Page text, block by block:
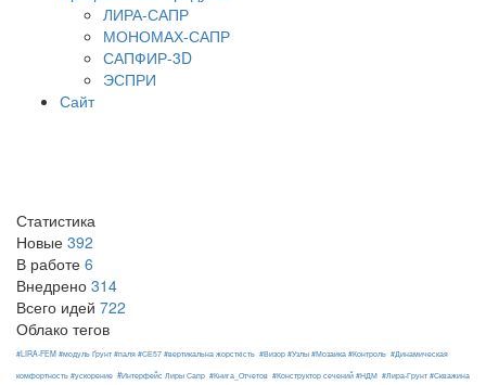
ЛИРА-САПР
МОНОМАХ-САПР
САПФИР-3D
ЭСПРИ
Сайт
Статистика
Новые 392
В работе 6
Внедрено 314
Всего идей 722
Облако тегов
#LIRA-FEM #модуль Ґрунт #паля #СЕ57 #вертикальна жорсткість #Визор #Узлы #Мозаика #Контроль #Динамическая
комфортность #ускорение #Интерфейс Лиры Сапр #Книга_Отчетов #Конструктор сечений #НДМ #Лира-Грунт #Скважина